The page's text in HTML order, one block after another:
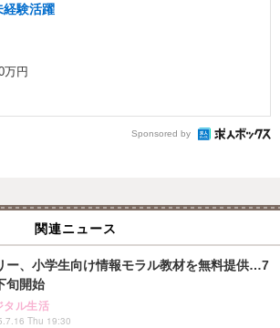
経験活躍
万円
Sponsored by
関連ニュース
ー、小学生向け情報モラル教材を無料提供…7
旬開始
タル生活
Thu 19:30